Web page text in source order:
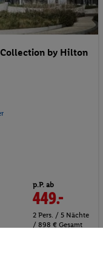
by Hilton
p.P. ab
449.-
2 Pers. / 5 Nächte
/ 898 € Gesamt